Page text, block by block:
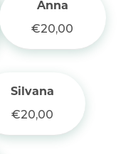
Anna
€20,00
Silvana
€20,00